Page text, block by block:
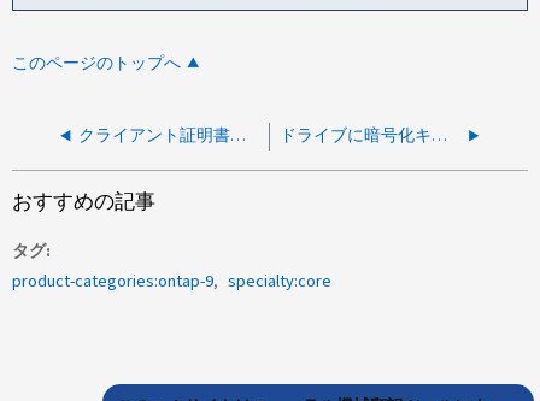
このページのトップへ
クライアント証明書の更新後に外部KMIPから暗号化キーをリストアできません ドライブに暗号化キーを設定できません
おすすめの記事
タグ
product-categories:ontap-9
specialty:core